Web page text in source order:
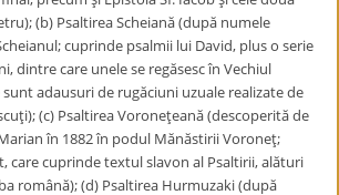
(b) Psaltirea Scheiană (după numele
cuprinde psalmii lui David, plus o serie
dintre care unele se regăsesc în Vechiul
adausuri de rugăciuni uzuale realizate de
(c) Psaltirea Voroneţeană (descoperită de
în 1882 în podul Mănăstirii Voroneţ;
care cuprinde textul slavon al Psaltirii, alături
română); (d) Psaltirea Hurmuzaki (după